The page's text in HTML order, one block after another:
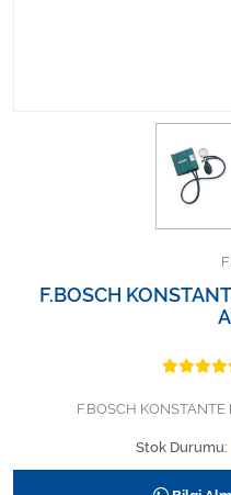
Varis Çorapları
Tüm Kategorileri Gör
F.BOSCH
F.BOSCH
Stok Durumu: